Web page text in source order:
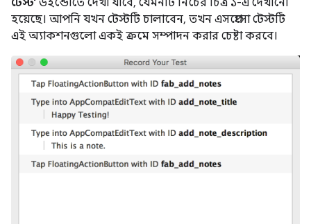
টেস্ট' উইন্ডোতে দেখা যাবে, যেমনটি নিচের চিত্র ১-এ দেখানো
হয়েছে। আপনি যখন টেস্টটি চালাবেন, তখন এসপ্রেসো টেস্টটি
এই অ্যাকশনগুলো একই ক্রমে সম্পাদন করার চেষ্টা করবে।